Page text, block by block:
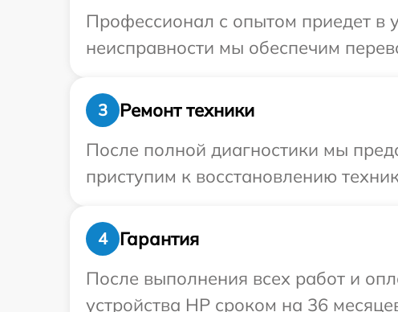
Профессионал с опытом приедет в
неисправности мы обеспечим
3
Ремонт техники
После полной диагностики мы
приступим к восстановлению
4
Гарантия
После выполнения всех работ и
устройства HP сроком на 36